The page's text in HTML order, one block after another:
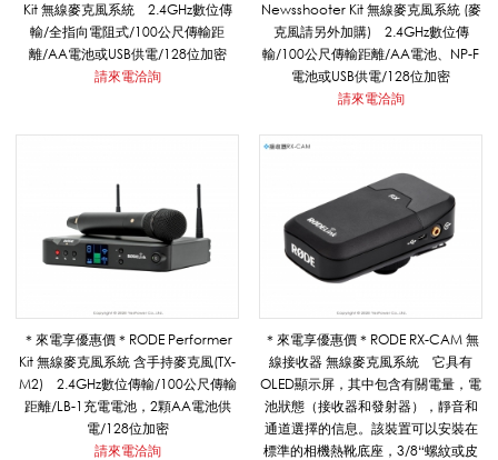
_
系
列
|
Kit 無線麥克風系統 2.4GHz數位傳
輸/全指向電阻式/100公尺傳輸距
離/AA電池或USB供電/128位加密
請來電洽詢
Newsshooter Kit 無線麥克風系統 (麥
克風請另外加購) 2.4GHz數位傳
輸/100公尺傳輸距離/AA電池、NP-F
電池或USB供電/128位加密
請來電洽詢
＊來電享優惠價＊RODE Performer
Kit 無線麥克風系統 含手持麥克風(TX-
M2) 2.4GHz數位傳輸/100公尺傳輸
距離/LB-1充電電池，2顆AA電池供
電/128位加密
請來電洽詢
＊來電享優惠價＊RODE RX-CAM 無
線接收器 無線麥克風系統 它具有
OLED顯示屏，其中包含有關電量，電
池狀態（接收器和發射器），靜音和
通道選擇的信息。該裝置可以安裝在
標準的相機熱靴底座，3/8“螺紋或皮